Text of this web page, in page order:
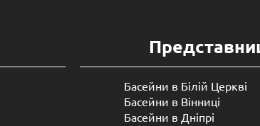
встановлюються в котлован
двома робітниками.
Переваги
BNV.UA :